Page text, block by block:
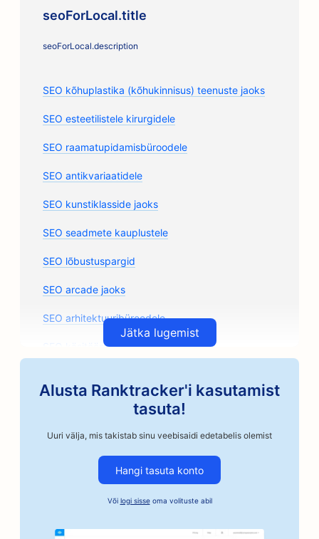
seoForLocal.title
seoForLocal.description
SEO kõhuplastika (kõhukinnisus) teenuste jaoks
SEO esteetilistele kirurgidele
SEO raamatupidamisbüroodele
SEO antikvariaatidele
SEO kunstiklasside jaoks
SEO seadmete kauplustele
SEO lõbustuspargid
SEO arcade jaoks
SEO arhitektuuribüroodele
SEO käsitöönduslikele kohviröstritele
SEO autoremonditöökodadele
SEO autokorpuskauplustele
SEO autoettevõtetele
Jätka lugemist
Alusta Ranktracker'i kasutamist
tasuta!
Uuri välja, mis takistab sinu veebisaidi edetabelis olemist
Hangi tasuta konto
Või logi sisseoma volituste abil